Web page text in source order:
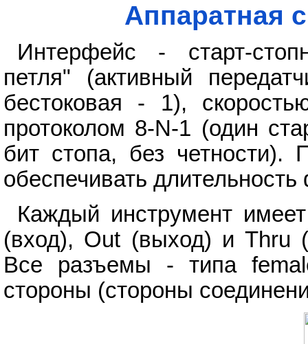
Аппаратная
Интерфейс - старт-
петля" (активный
бестоковая - 1),
протоколом 8-N-1 (один
бит стопа, без четности).
обеспечивать
Каждый инструмент
(вход), Out (выход) и Thru
Все разъемы - типа
стороны (стороны